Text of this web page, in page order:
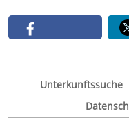
Unterkunftssuche